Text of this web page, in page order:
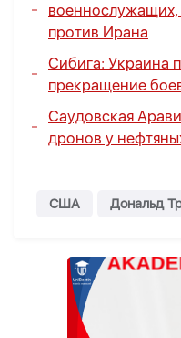
военнослужащих,
против Ирана
Сибига: Украина
прекращение
Саудовская
дронов у
США Дональд